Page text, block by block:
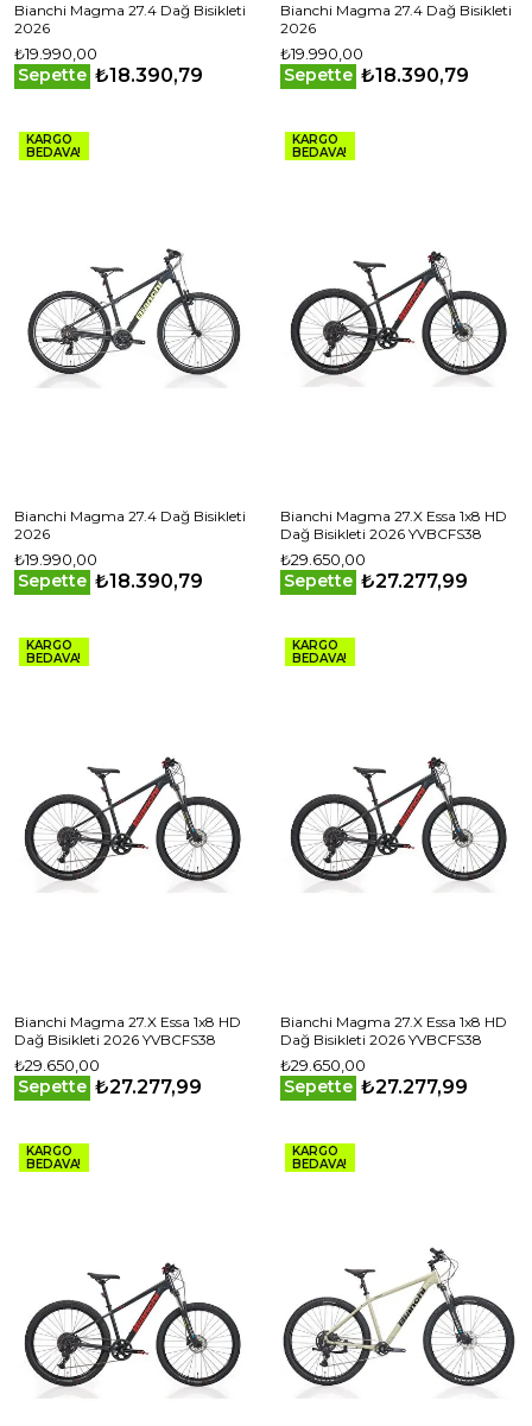
Bianchi Magma 27.4 Dağ Bisikleti
2026
₺19.990,00
Sepette ₺18.390,79
Bianchi Magma 27.4 Dağ Bisikleti
2026
₺19.990,00
Sepette ₺18.390,79
KARGO
BEDAVA!
Bianchi Magma 27.4 Dağ Bisikleti
2026
₺19.990,00
Sepette ₺18.390,79
KARGO
BEDAVA!
Bianchi Magma 27.X Essa 1x8 HD
Dağ Bisikleti 2026 YVBCFS38
₺29.650,00
Sepette ₺27.277,99
KARGO
BEDAVA!
Bianchi Magma 27.X Essa 1x8 HD
Dağ Bisikleti 2026 YVBCFS38
₺29.650,00
Sepette ₺27.277,99
KARGO
BEDAVA!
Bianchi Magma 27.X Essa 1x8 HD
Dağ Bisikleti 2026 YVBCFS38
₺29.650,00
Sepette ₺27.277,99
KARGO
BEDAVA!
KARGO
BEDAVA!